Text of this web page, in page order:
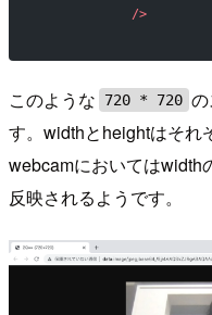
            />
このような 720 * 720
す。widthとheightはそれ
webcamにおいてはwidth
反映されるようです。